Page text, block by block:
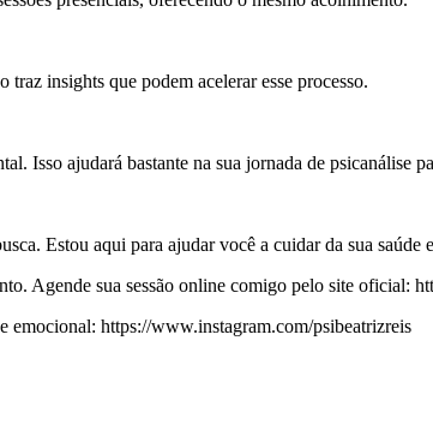
traz insights que podem acelerar esse processo.
Isso ajudará bastante na sua jornada de psicanálise
Estou aqui para ajudar você a cuidar da sua
Agende sua sessão online comigo pelo site oficial:
emocional: https://www.instagram.com/psibeatrizreis